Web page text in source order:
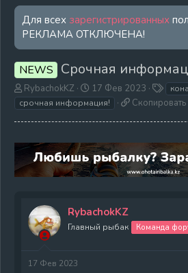
Для всех зарегистрированных
РЕКЛАМА ОТКЛЮЧЕНА!
NEWS Срочная
А
в
т
о
т
е
м
RybachokKZ
Д
а
т
а
а
ч
а
17 Фев 2023
е
и
срочная информация!
С
р
о
ь
с
RybachokKZ
Главный рыбак Команда
17 Фев 2023